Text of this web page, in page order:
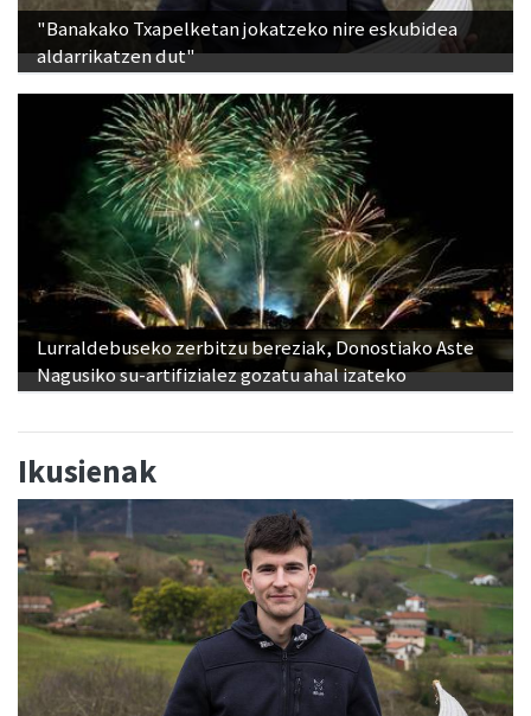
Lurraldebuseko zerbitzu bereziak, Donostiako Aste
Nagusiko su-artifizialez gozatu ahal izateko